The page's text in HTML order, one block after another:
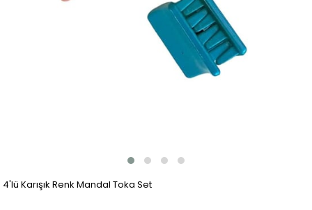
4'lü Karışık Renk Mandal Toka Set